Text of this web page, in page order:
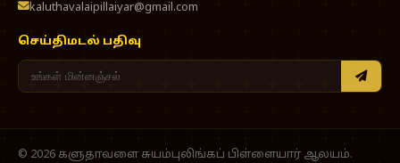
kaluthavalaipillaiyar@gmail.com
செய்திமடல் பதிவு
© 2026 களுதாவளை சுயம்புலிங்கப் பிள்ளையார் ஆலயம்.